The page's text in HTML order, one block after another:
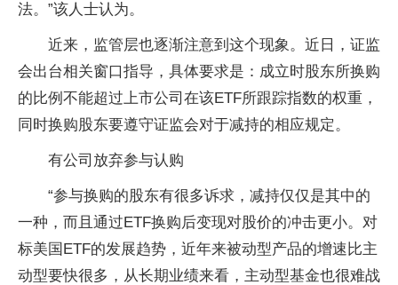
法。”该人士认为。
近来，监管层也逐渐注意到这个现象。近日，证监
会出台相关窗口指导，具体要求是：成立时股东所换购
的比例不能超过上市公司在该ETF所跟踪指数的权重，
同时换购股东要遵守证监会对于减持的相应规定。
有公司放弃参与认购
“参与换购的股东有很多诉求，减持仅仅是其中的
一种，而且通过ETF换购后变现对股价的冲击更小。对
标美国ETF的发展趋势，近年来被动型产品的增速比主
动型要快很多，从长期业绩来看，主动型基金也很难战